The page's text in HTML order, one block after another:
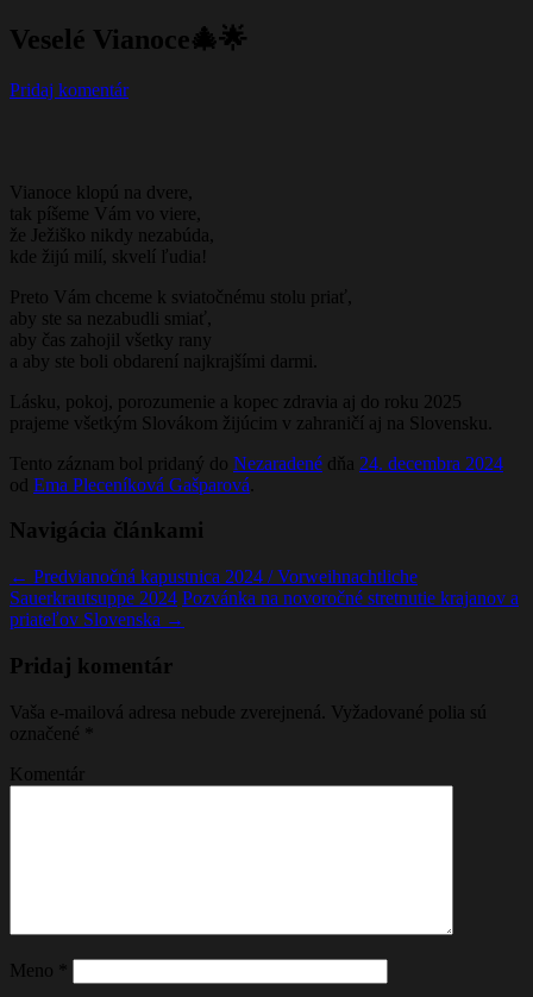
Veselé Vianoce🎄🌟
Pridaj komentár
Vianoce klopú na dvere,
tak píšeme Vám vo viere,
že Ježiško nikdy nezabúda,
kde žijú milí, skvelí ľudia!
Preto Vám chceme k sviatočnému stolu priať,
aby ste sa nezabudli smiať,
aby čas zahojil všetky rany
a aby ste boli obdarení najkrajšími darmi.
Lásku, pokoj, porozumenie a kopec zdravia aj do roku 2025
prajeme všetkým Slovákom žijúcim v zahraničí aj na Slovensku.
Tento záznam bol pridaný do Nezaradené dňa 24. decembra 2024
od Ema Pleceníková Gašparová
Navigácia článkami
← Predvianočná kapustnica 2024 / Vorweihnachtliche
Sauerkrautsuppe 2024 Pozvánka na novoročné stretnutie krajanov a
priateľov Slovenska →
Pridaj komentár
Vaša e-mailová adresa nebude zverejnená. Vyžadované polia sú
označené
Komentár
Meno